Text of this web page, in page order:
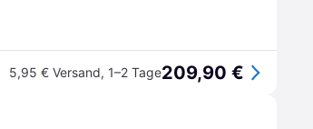
5,95 € Versand, 1–2 Tage209,90 €